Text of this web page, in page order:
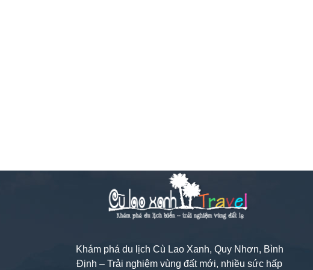
Khám phá du lịch Cù Lao Xanh, Quy Nhơn, Bình
Định – Trải nghiệm vùng đất mới, nhiều sức hấp